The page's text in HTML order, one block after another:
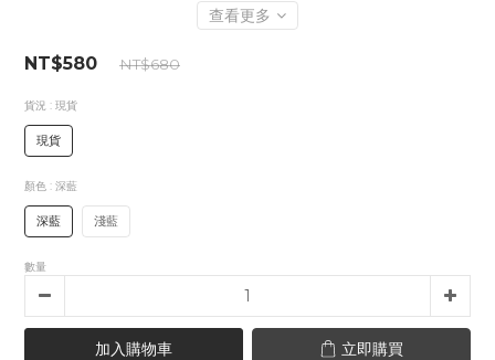
查看更多
NT$580 NT$680
貨況 : 現貨
現貨
顏色 : 深藍
深藍 淺藍
數量
加入購物車 立即購買